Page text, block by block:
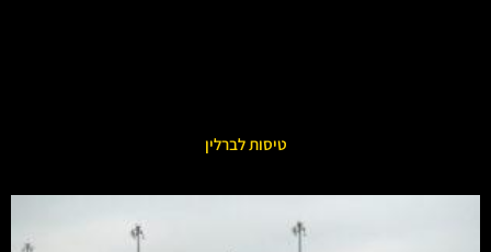
טיסות לברלין